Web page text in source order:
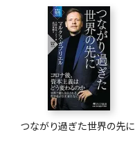
つながり過ぎた世界の先に